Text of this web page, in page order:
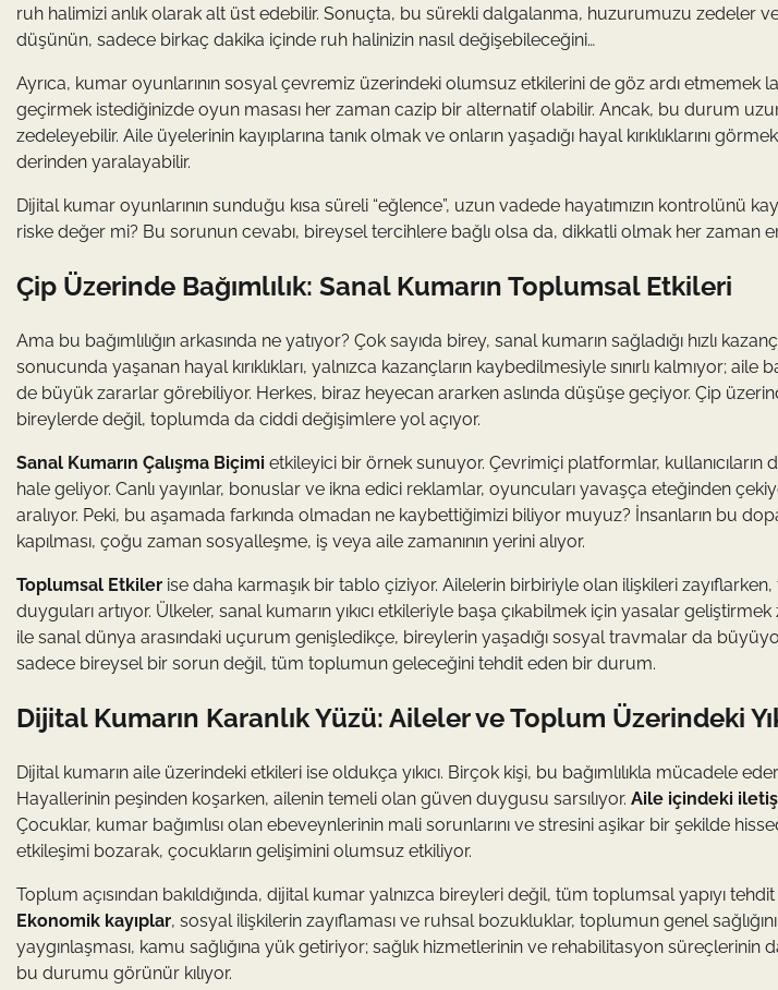
ruh halimizi anlık olarak alt üst edebilir. Sonuçta, bu sürekli dalgalanma, huzurumuzu zedeler
düşünün, sadece birkaç dakika içinde ruh halinizin nasıl değişebileceğini…
Ayrıca, kumar oyunlarının sosyal çevremiz üzerindeki olumsuz etkilerini de göz ardı etmemek
geçirmek istediğinizde oyun masası her zaman cazip bir alternatif olabilir. Ancak, bu durum
zedeleyebilir. Aile üyelerinin kayıplarına tanık olmak ve onların yaşadığı hayal kırıklıklarını
derinden yaralayabilir.
Dijital kumar oyunlarının sunduğu kısa süreli “eğlence”, uzun vadede hayatımızın kontrolünü
riske değer mi? Bu sorunun cevabı, bireysel tercihlere bağlı olsa da, dikkatli olmak her zaman
Çip Üzerinde Bağımlılık: Sanal Kumarın Toplumsal Etkileri
Ama bu bağımlılığın arkasında ne yatıyor? Çok sayıda birey, sanal kumarın sağladığı hızlı
sonucunda yaşanan hayal kırıklıkları, yalnızca kazançların kaybedilmesiyle sınırlı kalmıyor;
de büyük zararlar görebiliyor. Herkes, biraz heyecan ararken aslında düşüşe geçiyor. Çip
bireylerde değil, toplumda da ciddi değişimlere yol açıyor.
Sanal Kumarın Çalışma Biçimi etkileyici bir örnek sunuyor. Çevrimiçi platformlar, kullanıcıların
hale geliyor. Canlı yayınlar, bonuslar ve ikna edici reklamlar, oyuncuları yavaşça eteğinden çekiyor
aralıyor. Peki, bu aşamada farkında olmadan ne kaybettiğimizi biliyor muyuz? İnsanların bu
kapılması, çoğu zaman sosyalleşme, iş veya aile zamanının yerini alıyor.
Toplumsal Etkiler ise daha karmaşık bir tablo çiziyor. Ailelerin birbiriyle olan ilişkileri
duyguları artıyor. Ülkeler, sanal kumarın yıkıcı etkileriyle başa çıkabilmek için yasalar
ile sanal dünya arasındaki uçurum genişledikçe, bireylerin yaşadığı sosyal travmalar da
sadece bireysel bir sorun değil, tüm toplumun geleceğini tehdit eden bir durum.
Dijital Kumarın Karanlık Yüzü: Aileler ve Toplum Üzerindeki
Dijital kumarın aile üzerindeki etkileri ise oldukça yıkıcı. Birçok kişi, bu bağımlılıkla mücadele
Hayallerinin peşinden koşarken, ailenin temeli olan güven duygusu sarsılıyor. Aile içindeki
Çocuklar, kumar bağımlısı olan ebeveynlerinin mali sorunlarını ve stresini aşikar bir şekilde
etkileşimi bozarak, çocukların gelişimini olumsuz etkiliyor.
Toplum açısından bakıldığında, dijital kumar yalnızca bireyleri değil, tüm toplumsal yapıyı
Ekonomik kayıplar, sosyal ilişkilerin zayıflaması ve ruhsal bozukluklar, toplumun genel sağlığını
yaygınlaşması, kamu sağlığına yük getiriyor; sağlık hizmetlerinin ve rehabilitasyon süreçlerinin
bu durumu görünür kılıyor.